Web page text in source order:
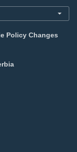
Policy Changes